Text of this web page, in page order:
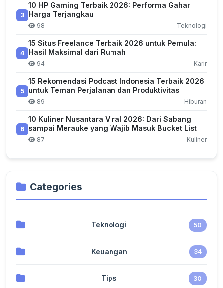
3
10 HP Gaming Terbaik 2026: Performa Gahar
Harga Terjangkau
98 Teknologi
4
15 Situs Freelance Terbaik 2026 untuk Pemula:
Hasil Maksimal dari Rumah
94 Karir
5
15 Rekomendasi Podcast Indonesia Terbaik 2026
untuk Teman Perjalanan dan Produktivitas
89 Hiburan
6
10 Kuliner Nusantara Viral 2026: Dari Sabang
sampai Merauke yang Wajib Masuk Bucket List
87 Kuliner
Categories
Teknologi 50
Keuangan 34
Tips 30